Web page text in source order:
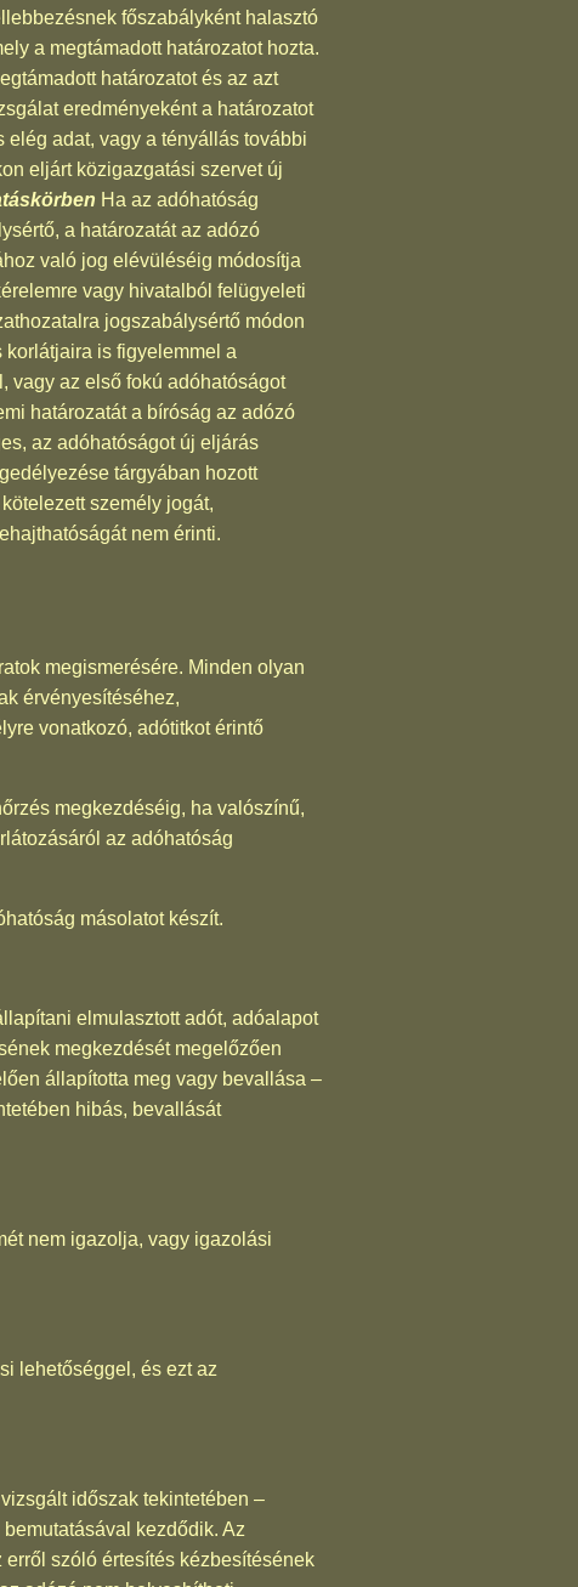
főszabályként halasztó
a megtámadott határozatot hozta.
határozatot és az azt
eredményeként a határozatot
adat, vagy a tényállás további
eljárt közigazgatási szervet új
Ha az adóhatóság
a határozatát az adózó
való jog elévüléséig módosítja
vagy hivatalból felügyeleti
jogszabálysértő módon
is figyelemmel a
vagy az első fokú adóhatóságot
határozatát a bíróság az adózó
az adóhatóságot új eljárás
tárgyában hozott
személy jogát,
nem érinti.
megismerésére. Minden olyan
érvényesítéséhez,
vonatkozó, adótitkot érintő
megkezdéséig, ha valószínű,
az adóhatóság
másolatot készít.
elmulasztott adót, adóalapot
megkezdését megelőzően
állapította meg vagy bevallása –
hibás, bevallását
nem igazolja, vagy igazolási
lehetőséggel, és ezt az
időszak tekintetében –
kezdődik. Az
szóló értesítés kézbesítésének